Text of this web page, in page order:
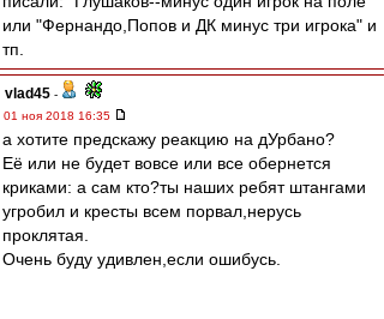
или "Фернандо,Попов и ДК минус три игрока" и
тп.
vlad45 -
01 ноя 2018 16:35
а хотите предскажу реакцию на дУрбано?
Её или не будет вовсе или все обернется
криками: а сам кто?ты наших ребят штангами
угробил и кресты всем порвал,нерусь
проклятая.
Очень буду удивлен,если ошибусь.